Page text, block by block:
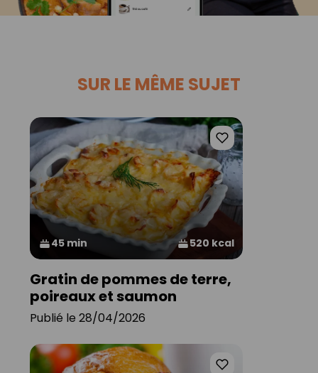
SUR LE MÊME SUJET
45 min 520 kcal
Gratin de pommes de terre,
poireaux et saumon
Publié le 28/04/2026